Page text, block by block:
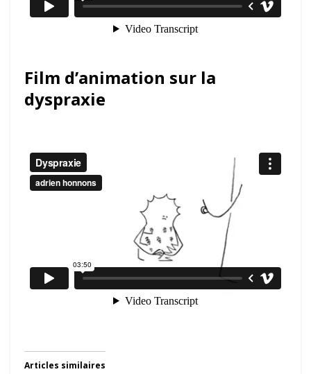
Film d’animation sur la
dyspraxie
Articles similaires